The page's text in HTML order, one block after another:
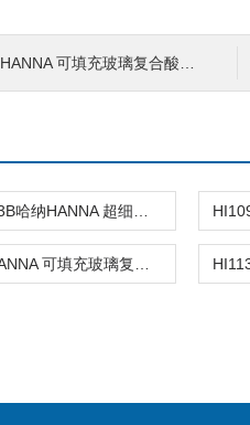
可填充玻璃复合酸度电极